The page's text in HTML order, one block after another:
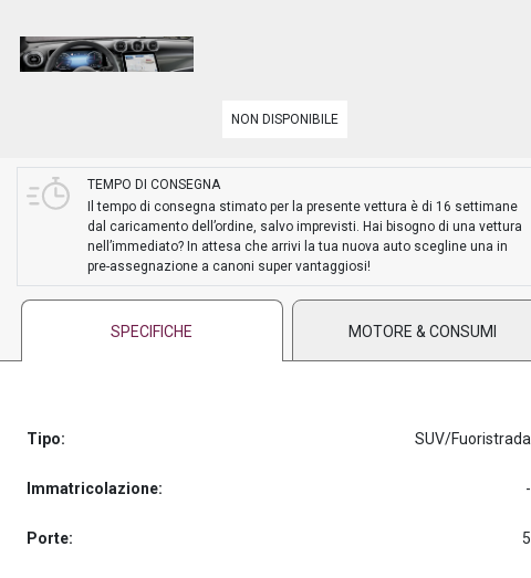
NON DISPONIBILE
TEMPO DI CONSEGNA
Il tempo di consegna stimato per la presente vettura è di 16 settimane
dal caricamento dell’ordine, salvo imprevisti. Hai bisogno di una vettura
nell’immediato? In attesa che arrivi la tua nuova auto scegline una in
pre-assegnazione a canoni super vantaggiosi!
SPECIFICHE MOTORE & CONSUMI
Tipo: SUV/Fuoristrada
Immatricolazione: -
Porte: 5
PREASSEGNAZIONE